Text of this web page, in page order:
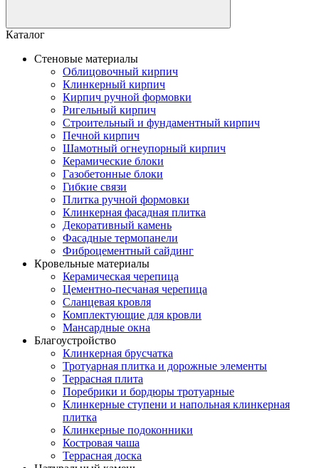
Каталог
Стеновые материалы
Облицовочный кирпич
Клинкерный кирпич
Кирпич ручной формовки
Ригельный кирпич
Строительный и фундаментный кирпич
Печной кирпич
Шамотный огнеупорный кирпич
Керамические блоки
Газобетонные блоки
Гибкие связи
Плитка ручной формовки
Клинкерная фасадная плитка
Декоративный камень
Фасадные термопанели
Фиброцементный сайдинг
Кровельные материалы
Керамическая черепица
Цементно-песчаная черепица
Сланцевая кровля
Комплектующие для кровли
Мансардные окна
Благоустройство
Клинкерная брусчатка
Тротуарная плитка и дорожные элементы
Террасная плита
Поребрики и бордюры тротуарные
Клинкерные ступени и напольная клинкерная
плитка
Клинкерные подоконники
Костровая чаша
Террасная доска